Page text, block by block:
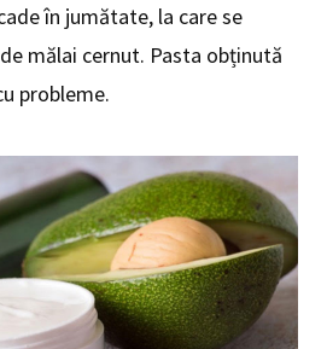
în jumătate, la care se
mălai cernut. Pasta obținută
probleme.